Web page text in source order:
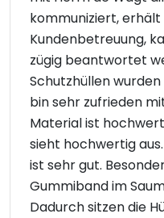
kommuniziert,
Kundenbetreuung,
zügig beantwortet
Schutzhüllen
bin sehr zufrieden
Material ist
sieht hochwertig
ist sehr gut.
Gummiband im
Dadurch sitzen die